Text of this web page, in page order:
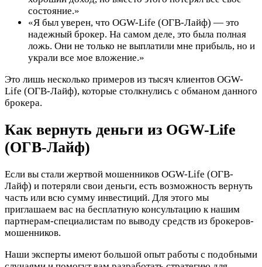
состояние.»
«Я был уверен, что OGW-Life (ОГВ-Лайф) — это
надежный брокер. На самом деле, это была полная
ложь. Они не только не выплатили мне прибыль, но и
украли все мое вложение.»
Это лишь несколько примеров из тысяч клиентов OGW-
Life (ОГВ-Лайф), которые столкнулись с обманом данного
брокера.
Как вернуть деньги из OGW-Life
(ОГВ-Лайф)
Если вы стали жертвой мошенников OGW-Life (ОГВ-
Лайф) и потеряли свои деньги, есть возможность вернуть
часть или всю сумму инвестиций. Для этого мы
приглашаем вас на бесплатную консультацию к нашим
партнерам-специалистам по выводу средств из брокеров-
мошенников.
Наши эксперты имеют большой опыт работы с подобными